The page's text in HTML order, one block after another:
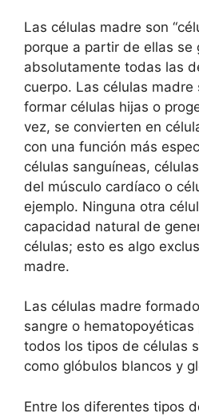
Las células madre son
porque a partir de ellas se
absolutamente todas las
cuerpo. Las células madre
formar células hijas o
vez, se convierten en
con una función más
células sanguíneas,
del músculo cardíaco o
ejemplo. Ninguna otra
capacidad natural de
células; esto es algo
madre.
Las células madre
sangre o
todos los tipos de células
como glóbulos blancos y
Entre los diferentes tipos